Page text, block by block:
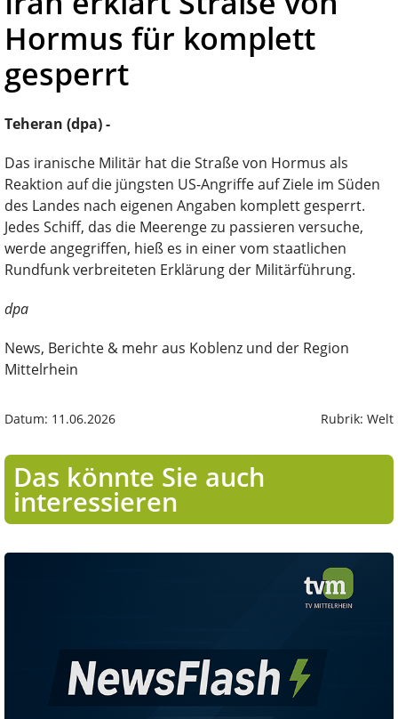
Hormus für komplett
gesperrt
Teheran (dpa) -
Das iranische Militär hat die Straße von Hormus als
Reaktion auf die jüngsten US-Angriffe auf Ziele im Süden
des Landes nach eigenen Angaben komplett gesperrt.
Jedes Schiff, das die Meerenge zu passieren versuche,
werde angegriffen, hieß es in einer vom staatlichen
Rundfunk verbreiteten Erklärung der Militärführung.
dpa
News, Berichte & mehr aus Koblenz und der Region
Mittelrhein
Datum: 11.06.2026 Rubrik: Welt
Das könnte Sie auch
interessieren